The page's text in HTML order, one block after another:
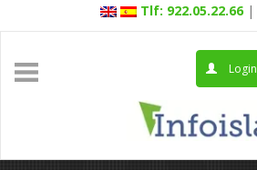
Tlf: 922.05.22.66 |
Login